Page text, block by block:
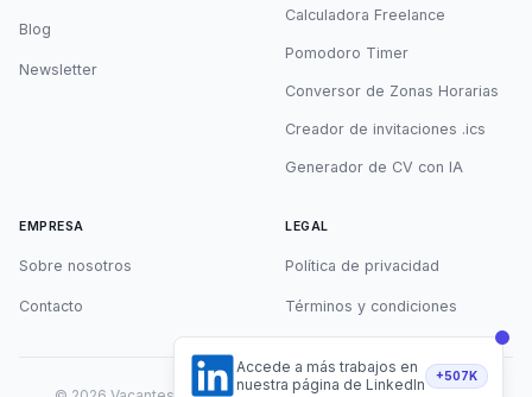
Blog
Newsletter
Calculadora Freelance
Pomodoro Timer
Conversor de Zonas Horarias
Creador de invitaciones .ics
Generador de CV con IA
EMPRESA
Sobre nosotros
Contacto
LEGAL
Política de privacidad
Términos y condiciones
Accede a más trabajos en
nuestra página de LinkedIn
+507K